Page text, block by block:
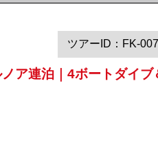
ツアーID：FK-
ア連泊｜4ボートダイ